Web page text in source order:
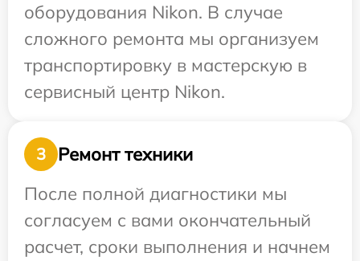
оборудования Nikon. В случае
сложного ремонта мы организуем
транспортировку в мастерскую в
сервисный центр Nikon.
3
Ремонт техники
После полной диагностики мы
согласуем с вами окончательный
расчет, сроки выполнения и начнем